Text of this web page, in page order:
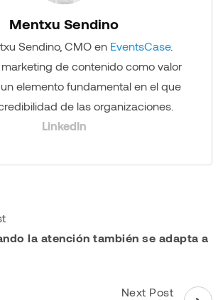
Mentxu Sendino
Sendino, CMO en EventsCase.
de contenido como valor
elemento fundamental en el que
de las organizaciones.
LinkedIn
la atención también se adapta a
Next Post